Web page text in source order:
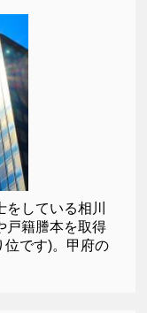
している相川
戸籍謄本を取得
位です)。甲府の